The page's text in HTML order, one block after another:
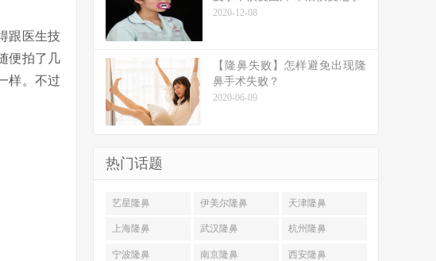
跟医生技
便拍了几
样。不过
2020-12-08
【隆鼻失败】怎样避免出现隆
鼻手术失败？
2020-06-09
热门话题
艺星隆鼻 伊美尔隆鼻 天津隆鼻
上海隆鼻 武汉隆鼻 杭州隆鼻
宁波隆鼻 南京隆鼻 西安隆鼻